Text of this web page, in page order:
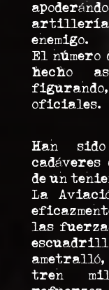
enemigo.
El número
hecho
oficiales.
Han
de un
La
las
tren